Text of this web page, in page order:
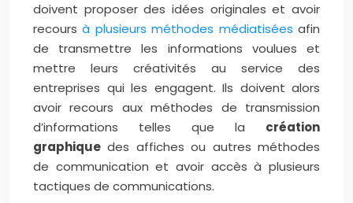
doivent proposer des idées originales et avoir
recoursà plusieurs méthodes médiatisées afin
de transmettre les informations voulues et
mettre leurs créativités au service des
entreprises qui les engagent. Ils doivent alors
avoir recours aux méthodes de transmission
d’informations telles que la création
graphique des affiches ou autres méthodes
de communication et avoir accès à plusieurs
tactiques de communications.